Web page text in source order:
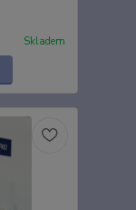
Skladem